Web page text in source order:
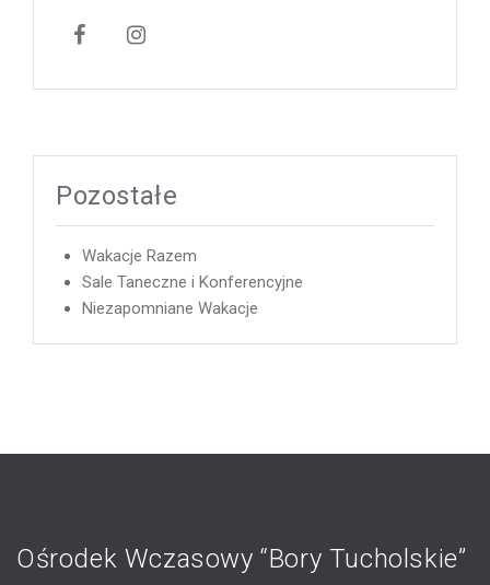
Pozostałe
Wakacje Razem
Sale Taneczne i Konferencyjne
Niezapomniane Wakacje
Ośrodek Wczasowy “Bory Tucholskie”